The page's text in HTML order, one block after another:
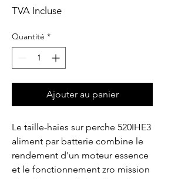
TVA Incluse
Quantité *
Ajouter au panier
Le taille-haies sur perche 520IHE3
aliment par batterie combine le
rendement d'un moteur essence
et le fonctionnement zro mission